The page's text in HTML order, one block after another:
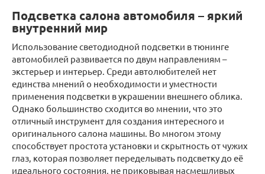
Подсветка салона автомобиля – яркий
внутренний мир
Использование светодиодной подсветки в тюнинге
автомобилей развивается по двум направлениям –
экстерьер и интерьер. Среди автолюбителей нет
единства мнений о необходимости и уместности
применения подсветки в украшении внешнего облика.
Однако большинство сходится во мнении, что это
отличный инструмент для создания интересного и
оригинального салона машины. Во многом этому
способствует простота установки и скрытность от чужих
глаз, которая позволяет переделывать подсветку до её
идеального состояния, не приковывая насмешливых